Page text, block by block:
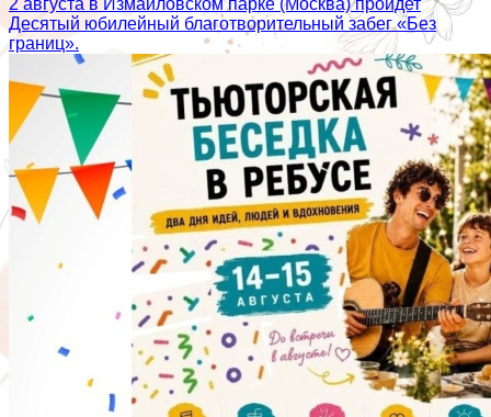
Десятый юбилейный благотворительный забег «Без
границ».